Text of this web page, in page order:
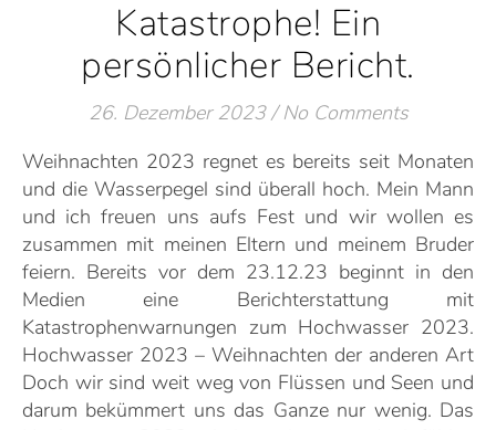
Katastrophe! Ein
persönlicher Bericht.
26. Dezember 2023 / No Comments
Weihnachten 2023 regnet es bereits seit Monaten
und die Wasserpegel sind überall hoch. Mein Mann
und ich freuen uns aufs Fest und wir wollen es
zusammen mit meinen Eltern und meinem Bruder
feiern. Bereits vor dem 23.12.23 beginnt in den
Medien eine Berichterstattung mit
Katastrophenwarnungen zum Hochwasser 2023.
Hochwasser 2023 – Weihnachten der anderen Art
Doch wir sind weit weg von Flüssen und Seen und
darum bekümmert uns das Ganze nur wenig. Das